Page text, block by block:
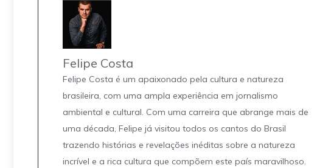
Felipe Costa
Felipe Costa é um apaixonado pela cultura e natureza
brasileira, com uma ampla experiência em jornalismo
ambiental e cultural. Com uma carreira que abrange mais de
uma década, Felipe já visitou todos os cantos do Brasil
trazendo histórias e revelações inéditas sobre a natureza
incrível e a rica cultura que compõem este país maravilhoso.